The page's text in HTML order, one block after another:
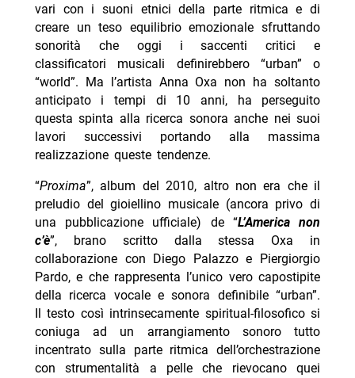
vari con i suoni etnici della parte ritmica e di
creare un teso equilibrio emozionale sfruttando
sonorità che oggi i saccenti critici e
classificatori musicali definirebbero “urban” o
“world”. Ma l’artista Anna Oxa non ha soltanto
anticipato i tempi di 10 anni, ha perseguito
questa spinta alla ricerca sonora anche nei suoi
lavori successivi portando alla massima
realizzazione queste tendenze.
“Proxima”, album del 2010, altro non era che il
preludio del gioiellino musicale (ancora privo di
una pubblicazione ufficiale) de “L’America non
c’è”, brano scritto dalla stessa Oxa in
collaborazione con Diego Palazzo e Piergiorgio
Pardo, e che rappresenta l’unico vero capostipite
della ricerca vocale e sonora definibile “urban”.
Il testo così intrinsecamente spiritual-filosofico si
coniuga ad un arrangiamento sonoro tutto
incentrato sulla parte ritmica dell’orchestrazione
con strumentalità a pelle che rievocano quei